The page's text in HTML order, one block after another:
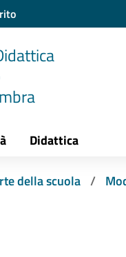
Didattica
della scuola